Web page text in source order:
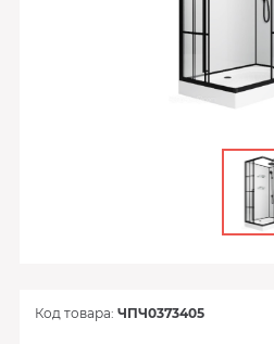
Код товара: ЧПЧ0373405